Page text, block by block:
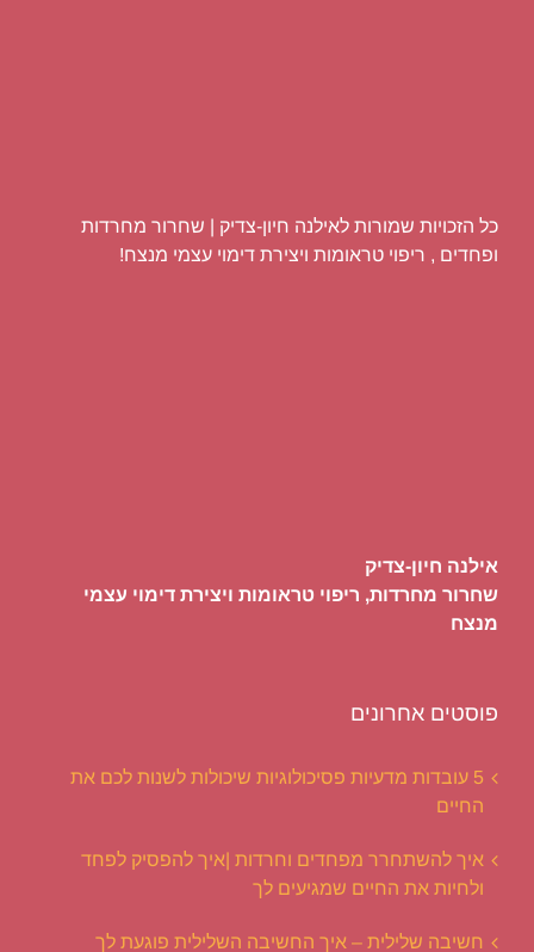
כל הזכויות שמורות לאילנה חיון-צדיק | שחרור מחרדות
ופחדים , ריפוי טראומות ויצירת דימוי עצמי מנצח!
אילנה חיון-צדיק
שחרור מחרדות, ריפוי טראומות ויצירת דימוי עצמי
מנצח
פוסטים אחרונים
5 עובדות מדעיות פסיכולוגיות שיכולות לשנות לכם את
החיים
איך להשתחרר מפחדים וחרדות |איך להפסיק לפחד
ולחיות את החיים שמגיעים לך
חשיבה שלילית – איך החשיבה השלילית פוגעת לך